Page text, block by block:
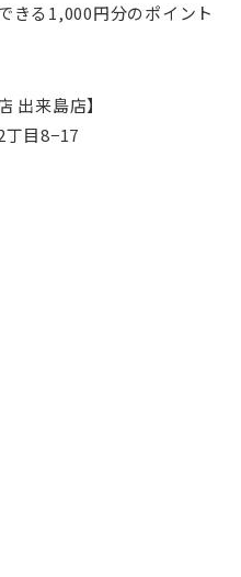
きる1,000円分のポイント
出来島店】
目8−17